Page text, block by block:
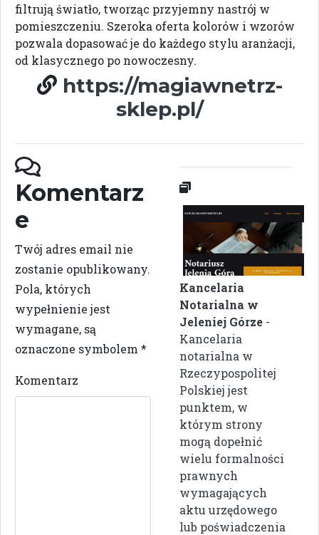
filtrują światło, tworząc przyjemny nastrój w
pomieszczeniu. Szeroka oferta kolorów i wzorów
pozwala dopasować je do każdego stylu aranżacji,
od klasycznego po nowoczesny.
https://magiawnetrz-
sklep.pl/
Komentarz
e
Twój adres email nie
zostanie opublikowany.
Pola, których
wypełnienie jest
wymagane, są
oznaczone symbolem *
Komentarz
Kancelaria
Notarialna w
Jeleniej Górze -
Kancelaria
notarialna w
Rzeczypospolitej
Polskiej jest
punktem, w
którym strony
mogą dopełnić
wielu formalności
prawnych
wymagających
aktu urzędowego
lub poświadczenia